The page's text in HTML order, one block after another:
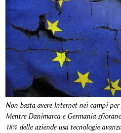
Non basta avere Internet nei campi
Mentre Danimarca e Germania
18% delle aziende usa tecnologie